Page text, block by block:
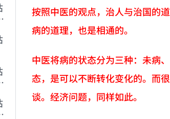
按照中医的观点，治人与治国的
病的道理，也是相通的。
中医将病的状态分为三种：未病
态，是可以不断转化变化的。而
谈。经济问题，同样如此。